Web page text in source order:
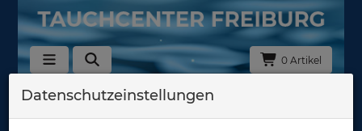
0 Artikel
Zurück
Datenschutzeinstellungen